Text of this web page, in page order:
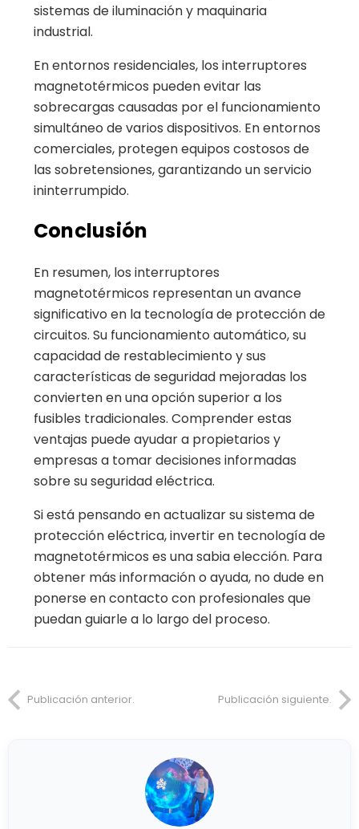
sistemas de iluminación y maquinaria
industrial.
En entornos residenciales, los interruptores
magnetotérmicos pueden evitar las
sobrecargas causadas por el funcionamiento
simultáneo de varios dispositivos. En entornos
comerciales, protegen equipos costosos de
las sobretensiones, garantizando un servicio
ininterrumpido.
Conclusión
En resumen, los interruptores
magnetotérmicos representan un avance
significativo en la tecnología de protección de
circuitos. Su funcionamiento automático, su
capacidad de restablecimiento y sus
características de seguridad mejoradas los
convierten en una opción superior a los
fusibles tradicionales. Comprender estas
ventajas puede ayudar a propietarios y
empresas a tomar decisiones informadas
sobre su seguridad eléctrica.
Si está pensando en actualizar su sistema de
protección eléctrica, invertir en tecnología de
magnetotérmicos es una sabia elección. Para
obtener más información o ayuda, no dude en
ponerse en contacto con profesionales que
puedan guiarle a lo largo del proceso.
Publicación anterior. Publicación siguiente.